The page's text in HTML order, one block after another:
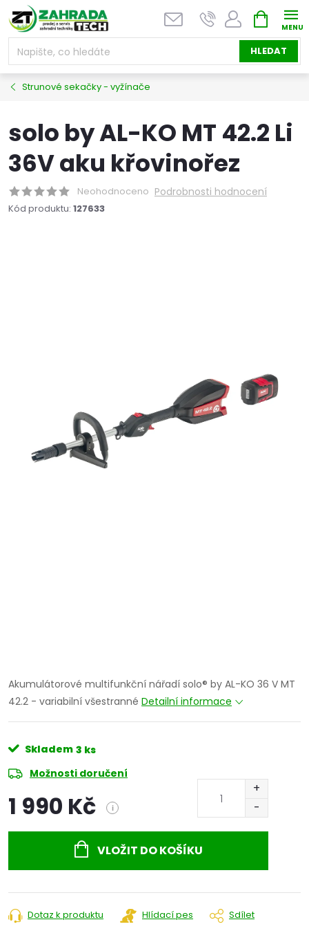
Přejít
na
obsah
HLEDAT
NÁKUPNÍ
KOŠÍK
Strunové sekačky - vyžínače
solo by AL-KO MT 42.2 Li
36V aku křovinořez
Neohodnoceno Podrobnosti hodnocení
Kód produktu: 127633
Akumulátorové multifunkční nářadí solo® by AL-KO 36 V MT
42.2 - variabilní všestranné Detailní informace
Skladem 3 ks
Možnosti doručení
1 990 Kč i
VLOŽIT DO KOŠÍKU
Dotaz k produktu Hlídací pes Sdílet